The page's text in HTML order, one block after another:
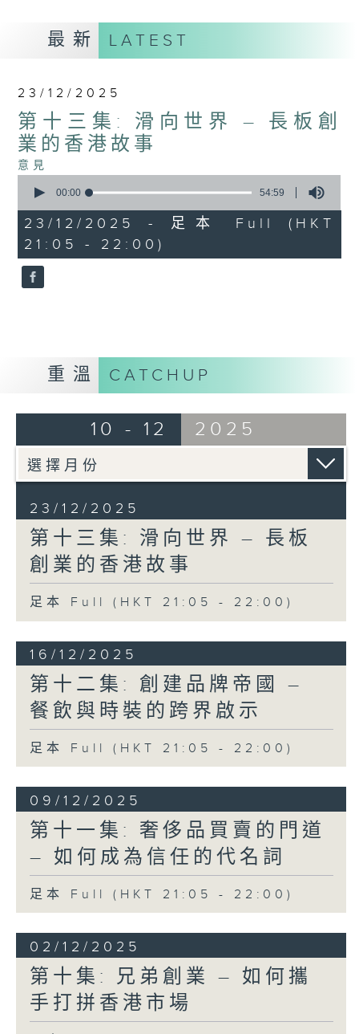
最新 LATEST
23/12/2025
第十三集: 滑向世界 – 長板創
業的香港故事
意見
seconds
54
minutes,
59
seconds
00:00 54:59
23/12/2025 - 足本 Full (HKT
21:05 - 22:00)
重溫 CATCHUP
10 - 12 2025
23/12/2025
第十三集: 滑向世界 – 長板
創業的香港故事
足本 Full (HKT 21:05 - 22:00)
16/12/2025
第十二集: 創建品牌帝國 –
餐飲與時裝的跨界啟示
足本 Full (HKT 21:05 - 22:00)
09/12/2025
第十一集: 奢侈品買賣的門道
– 如何成為信任的代名詞
足本 Full (HKT 21:05 - 22:00)
02/12/2025
第十集: 兄弟創業 – 如何攜
手打拼香港市場